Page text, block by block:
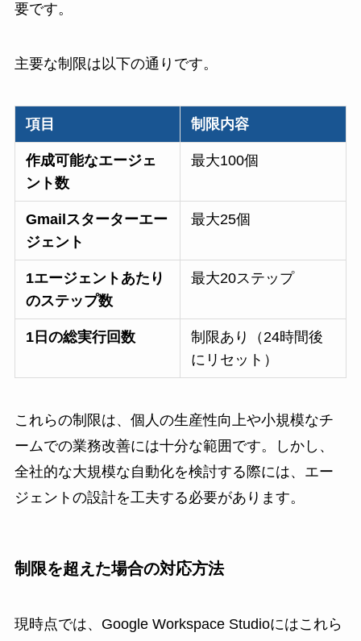
要です。
主要な制限は以下の通りです。
項目 制限内容
作成可能なエージェ
ント数
最大100個
Gmailスターターエー
ジェント
最大25個
1エージェントあたり
のステップ数
最大20ステップ
1日の総実行回数
制限あり（24時間後
にリセット）
これらの制限は、個人の生産性向上や小規模なチ
ームでの業務改善には十分な範囲です。しかし、
全社的な大規模な自動化を検討する際には、エー
ジェントの設計を工夫する必要があります。
制限を超えた場合の対応方法
現時点では、Google Workspace Studioにはこれら